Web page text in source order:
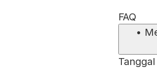
FAQ
•